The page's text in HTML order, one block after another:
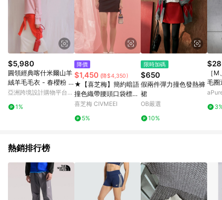
$5,980
圓領經典喀什米爾山羊
絨羊毛毛衣 - 春櫻粉 /
部份尺寸現貨
亞洲跨境設計購物平台
1%
降價
$1,450 (降$4,350)
★【喜芝梅】簡約暗語
撞色織帶腰頭口袋標籤
素面彈力短褲裙(兩
7
喜芝梅 CIVMEEI
5%
限時加碼
$650
假兩件彈力撞色發熱褲
裙
OB嚴選
10%
［
毛圈
熱銷排行榜